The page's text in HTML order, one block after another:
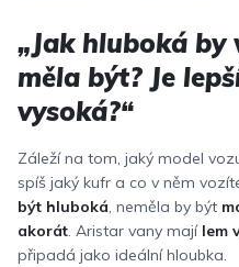
„Jak hluboká by
měla být? Je
vysoká?“
Záleží na tom, jaký model
spíš jaký kufr a co v něm
být hluboká, neměla by být
akorát. Aristar vany mají lem
připadá jako ideální hloubka.